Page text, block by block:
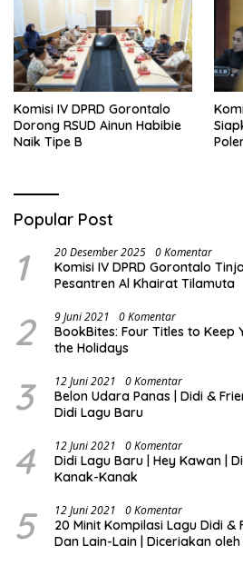
Komisi IV DPRD Gorontalo
Dorong RSUD Ainun Habibie
Naik Tipe B
Popular Post
1 20 Desember 2025 0 Komentar
Komisi IV DPRD Gorontalo
Pesantren Al Khairat Tilamuta
2 9 Juni 2021 0 Komentar
BookBites: Four Titles to Keep
the Holidays
3 12 Juni 2021 0 Komentar
Belon Udara Panas | Didi &
Didi Lagu Baru
4 12 Juni 2021 0 Komentar
Didi Lagu Baru | Hey Kawan |
Kanak-Kanak
5 12 Juni 2021 0 Komentar
20 Minit Kompilasi Lagu Didi &
Dan Lain-Lain | Diceriakan oleh